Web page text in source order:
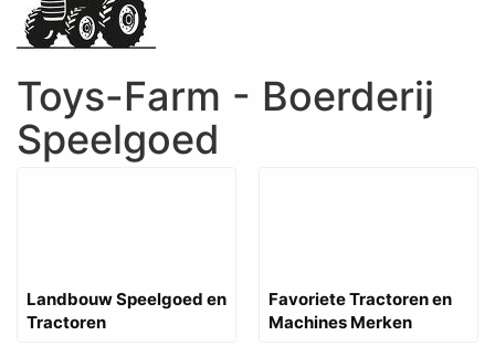
Toys-Farm - Boerderij
Speelgoed
Landbouw Speelgoed en
Tractoren
Favoriete Tractoren en
Machines Merken